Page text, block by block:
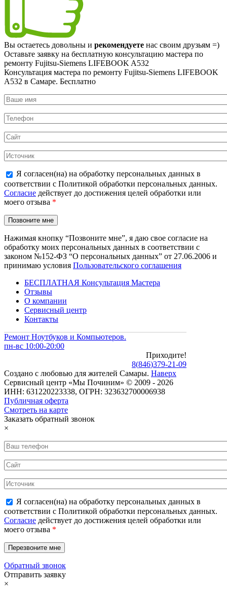
Вы остаетесь довольны и рекомендуете нас своим друзьям =)
Оставьте заявку на бесплатную консультацию мастера по
ремонту Fujitsu-Siemens LIFEBOOK A532
Консультация мастера по ремонту Fujitsu-Siemens LIFEBOOK
A532 в Самаре. Бесплатно
Я согласен(на) на обработку персональных данных в
соответствии с Политикой обработки персональных данных.
Согласие действует до достижения целей обработки или
моего отзыва *
Нажимая кнопку “Позвоните мне”, я даю свое согласие на
обработку моих персональных данных в соответствии с
законом №152-ФЗ “О персональных данных” от 27.06.2006 и
принимаю условия Пользовательского соглашения
БЕСПЛАТНАЯ Консультация Мастера
Отзывы
О компании
Сервисный центр
Контакты
Ремонт Ноутбуков и Компьютеров.
пн-вс 10:00-20:00
Приходите!
8(846)379-21-09
Создано с любовью для жителей Самары. Наверх
Сервисный центр «Мы Починим» © 2009 - 2026
ИНН: 631220223338, ОГРН: 323632700006938
Публичная оферта
Смотреть на карте
Заказать обратный звонок
×
Я согласен(на) на обработку персональных данных в
соответствии с Политикой обработки персональных данных.
Согласие действует до достижения целей обработки или
моего отзыва *
Обратный звонок
Отправить заявку
×